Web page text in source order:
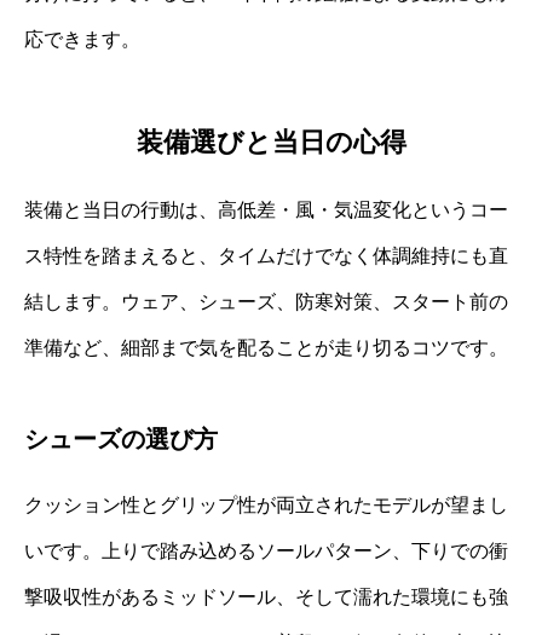
応できます。
装備選びと当日の心得
装備と当日の行動は、高低差・風・気温変化というコー
ス特性を踏まえると、タイムだけでなく体調維持にも直
結します。ウェア、シューズ、防寒対策、スタート前の
準備など、細部まで気を配ることが走り切るコツです。
シューズの選び方
クッション性とグリップ性が両立されたモデルが望まし
いです。上りで踏み込めるソールパターン、下りでの衝
撃吸収性があるミッドソール、そして濡れた環境にも強